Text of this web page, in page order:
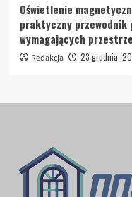
Oświetlenie
praktyczny przewodnik
wymagających
Redakcja 23 grudnia,